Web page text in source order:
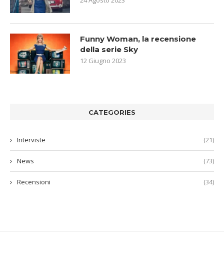
Funny Woman, la recensione
della serie Sky
12 Giugno 2023
CATEGORIES
Interviste (21)
News (73)
Recensioni (34)